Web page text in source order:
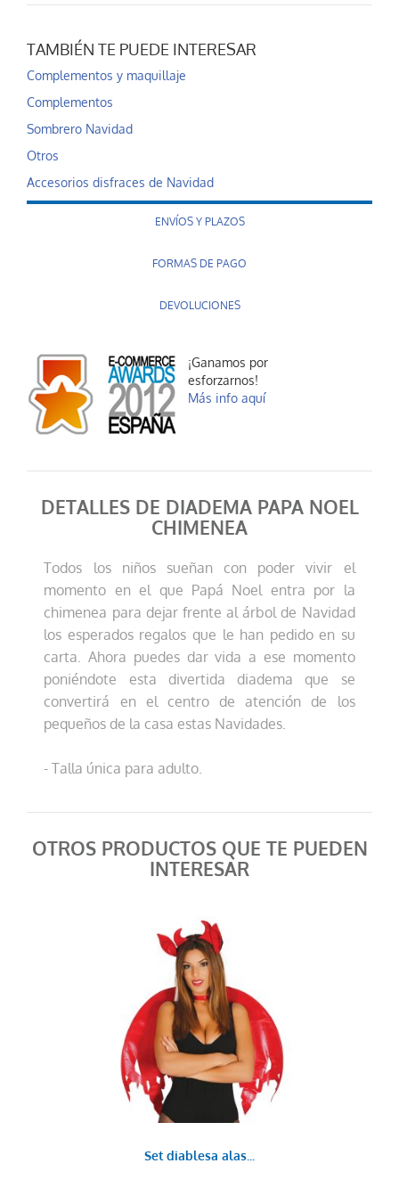
TAMBIÉN TE PUEDE INTERESAR
Complementos y maquillaje
Complementos
Sombrero Navidad
Otros
Accesorios disfraces de Navidad
ENVÍOS Y PLAZOS
FORMAS DE PAGO
DEVOLUCIONES
¡Ganamos por
esforzarnos!
Más info aquí
DETALLES DE DIADEMA PAPA NOEL
CHIMENEA
Todos los niños sueñan con poder vivir el
momento en el que Papá Noel entra por la
chimenea para dejar frente al árbol de Navidad
los esperados regalos que le han pedido en su
carta. Ahora puedes dar vida a ese momento
poniéndote esta divertida diadema que se
convertirá en el centro de atención de los
pequeños de la casa estas Navidades.
- Talla única para adulto.
OTROS PRODUCTOS QUE TE PUEDEN
INTERESAR
Set diablesa alas...